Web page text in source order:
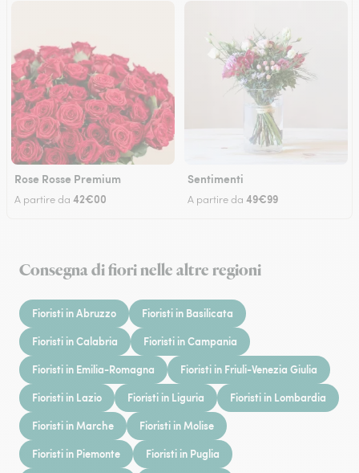
Rose Rosse Premium
A partire da 42€00
Sentimenti
A partire da 49€99
Consegna di fiori nelle altre regioni
Fioristi in Abruzzo
Fioristi in Basilicata
Fioristi in Calabria
Fioristi in Campania
Fioristi in Emilia-Romagna
Fioristi in Friuli-Venezia Giulia
Fioristi in Lazio
Fioristi in Liguria
Fioristi in Lombardia
Fioristi in Marche
Fioristi in Molise
Fioristi in Piemonte
Fioristi in Puglia